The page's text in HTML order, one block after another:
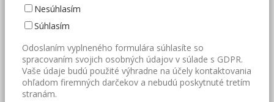
Nesúhlasím
Súhlasím
Odoslaním vyplneného formulára súhlasíte so
spracovaním svojich osobných údajov v súlade s GDPR.
Vaše údaje budú použité výhradne na účely kontaktovania
ohľadom firemných darčekov a nebudú poskytnuté tretím
stranám.